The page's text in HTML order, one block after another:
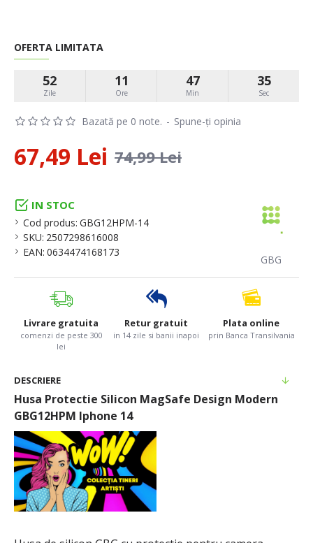
IN STOC
Cod produs: GBG12HPM-14
SKU: 2507298616008
EAN: 0634474168173
GBG
Bazată pe 0 note. - Spune-ţi opinia
OFERTA LIMITATA
52
Zile
11
Ore
47
Min
35
Sec
67,49 Lei 74,99 Lei
Livrare gratuita
comenzi de peste 300
lei
Retur gratuit
in 14 zile si banii inapoi
Plata online
prin Banca Transilvania
DESCRIERE
Husa Protectie Silicon MagSafe Design Modern
GBG12HPM Iphone 14